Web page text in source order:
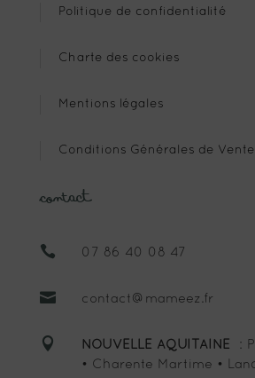
Politique de confidentialité
Charte des cookies
Mentions légales
Conditions Générales de Vente
Contact
 07 86 40 08 47
 contact@mameez.fr
 NOUVELLE AQUITAINE
:
• Charente Martime •